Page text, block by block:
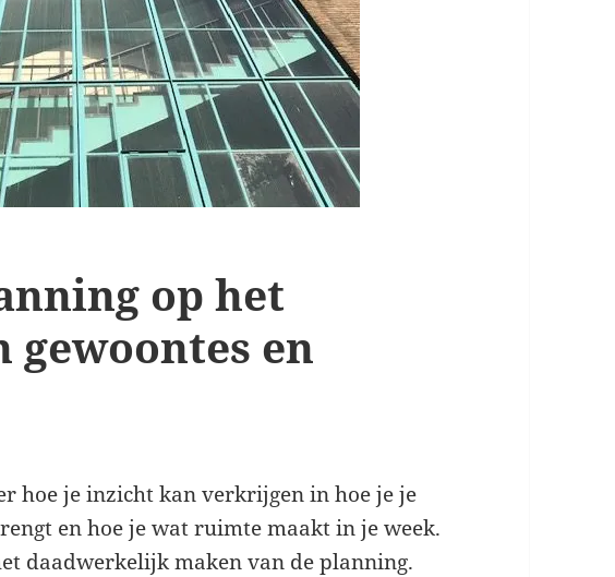
op het
gewoontes en
hoe je inzicht kan verkrijgen in hoe je je
en hoe je wat ruimte maakt in je week.
daadwerkelijk maken van de planning.